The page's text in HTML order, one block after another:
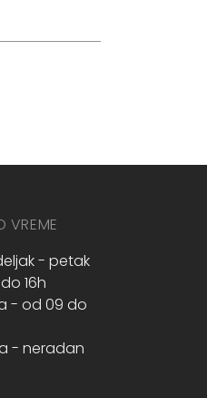
VREME
- petak
16h
- od 09 do
- neradan